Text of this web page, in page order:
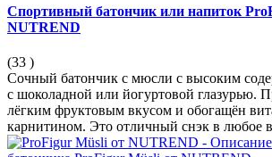
Спортивный батончик или напиток
NUTREND
(33 )
Сочный батончик с мюсли с высоким
с шоколадной или йогуртовой глазурью.
лёгким фруктовым вкусом и обогащён
карнитином. Это отличный снэк в любое